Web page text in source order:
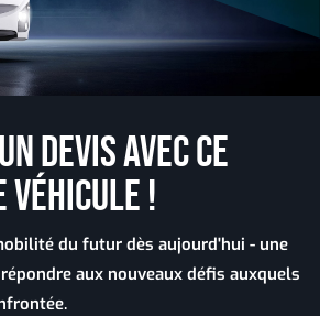
DEVIS AVEC CE
VÉHICULE !
du futur dès aujourd'hui - une
aux nouveaux défis auxquels